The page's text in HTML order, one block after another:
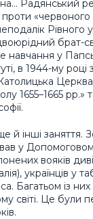
Радянський
Рівного у
брат-
навчання у
в 1944-му році
1655–1665 рр.»
й інші заняття.
у
вояків
українців у
Багатьом із них
світі. Це були